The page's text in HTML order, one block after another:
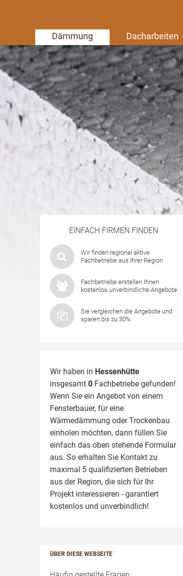
Dämmung Dacharbeiten
EINFACH FIRMEN FINDEN
Wir finden regional aktive
Fachbetriebe aus Ihrer Region
Fachbetriebe erstellen Ihnen
kostenlos unverbindliche Angebote
Sie vergleichen die Angebote und
sparen bis zu 30%
Wir haben in Hessenhütte
insgesamt 0 Fachbetriebe gefunden!
Wenn Sie ein Angebot von einem
Fensterbauer, für eine
Wärmedämmung oder Trockenbau
einholen möchten, dann füllen Sie
einfach das oben stehende Formular
aus. So erhalten Sie Kontakt zu
maximal 5 qualifizierten Betrieben
aus der Region, die sich für Ihr
Projekt interessieren - garantiert
kostenlos und unverbindlich!
ÜBER DIESE WEBSEITE